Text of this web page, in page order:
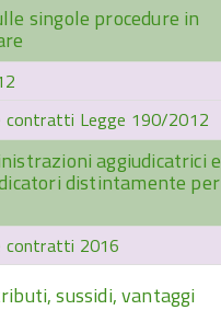
singole procedure in
contratti Legge 190/2012
aggiudicatrici e
distintamente per
contratti 2016
sussidi, vantaggi